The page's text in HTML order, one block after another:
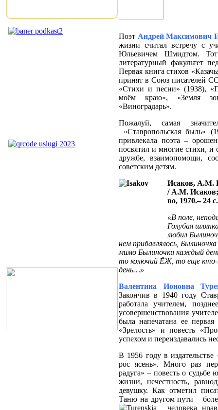
Поэт Андрей Максимович
жизни считал встречу с
Юльевичем Шмидтом.
литературный факультет
Первая книга стихов
принят в Союз писателей
«Стихи и песни» (1938),
моём краю», «Земля
«Виноградарь».
Пожалуй, самая
«Ставропольская быль»
привлекала поэта –
посвятил и многие стихи, и
дружбе, взаимопомощи,
советским детям.
Исаков, А.М.
/ А.М. Исаков;
во, 1970.– 24
«В поле,
Голубая
любил
нем прибавлялось,
мимо Былиночки каждый
то колючий ЁЖ, то еще кто-
день…»
Валентина Ионовна
Закончив в 1940 году
работала учителем,
усовершенствования
была напечатана ее
«Зрелость» и повесть
успехом и переиздавались
В 1956 году в
рос ясень». Много раз
радуга» – повесть о судьбе
жизни, нечестность,
девушку. Как отметил
Таню на другом пути –
человека